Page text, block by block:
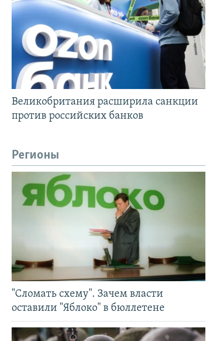
Великобритания расширила санкции
против российских банков
Регионы
"Сломать схему". Зачем власти
оставили "Яблоко" в бюллетене